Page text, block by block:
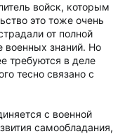
войск, которым
это тоже очень
от полной
военных знаний. Но
требуются в деле
тесно связано с
с военной
самообладания,